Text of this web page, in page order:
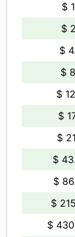
$
$
$
$
$
$
$
$
$
$
$